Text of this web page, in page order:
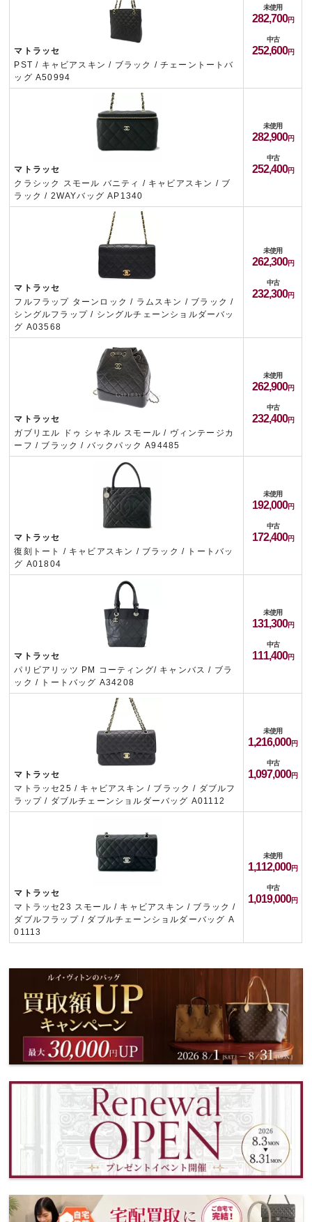
マトラッセ
PST / キャビアスキン / ブラック / チェーントートバ
ッグ A50994
未使用
282,700
中古
252,600
マトラッセ
クラシック スモール バニティ / キャビアスキン / ブ
ラック / 2WAYバッグ AP1340
未使用
282,900
中古
252,400
マトラッセ
フルフラップ ターンロック / ラムスキン / ブラック /
シングルフラップ / シングルチェーンショルダーバッ
グ A03568
未使用
262,300
中古
232,300
マトラッセ
ガブリエル ドゥ シャネル スモール / ヴィンテージカ
ーフ / ブラック / バックパック A94485
未使用
262,900
中古
232,400
マトラッセ
復刻トート / キャビアスキン / ブラック / トートバッ
グ A01804
未使用
192,000
中古
172,400
マトラッセ
パリビアリッツ PM コーティング/ キャンバス / ブラ
ック / トートバッグ A34208
未使用
131,300
中古
111,400
マトラッセ
マトラッセ25 / キャビアスキン / ブラック / ダブルフ
ラップ / ダブルチェーンショルダーバッグ A01112
未使用
1,216,000
中古
1,097,000
マトラッセ
マトラッセ23 スモール / キャビアスキン / ブラック /
ダブルフラップ / ダブルチェーンショルダーバッグ A
01113
未使用
1,112,000
中古
1,019,000